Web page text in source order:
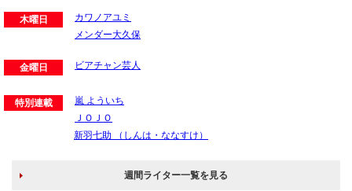
木曜日
カワノアユミ
メンダー大久保
金曜日 ビアチャン芸人
特別連載
嵐 よういち
ＪＯＪＯ
新羽七助 （しんは・ななすけ）
週間ライター一覧を見る